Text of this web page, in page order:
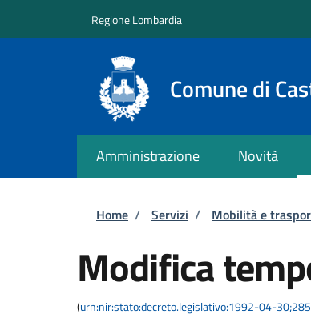
Regione Lombardia
Comune di
Amministrazione Novità
Briciole di pane
Home / Servizi / Mobilità e
Modifica
(urn:nir:stato:decreto.legislativo:1992-04-